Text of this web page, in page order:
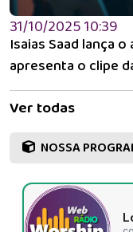
Devocional
Amém — O
Canto das
Igrejas
31/10/2025 10:39
Isaias Saad lança
apresenta o clipe
Ver todas
NOSSA